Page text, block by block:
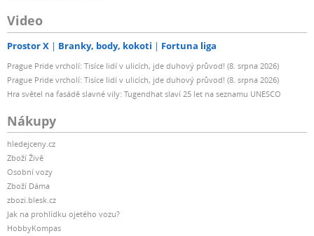
Video
Prostor X Branky, body, kokoti Fortuna liga
Prague Pride vrcholí: Tisíce lidí v ulicích, jde duhový průvod! (8. srpna 2026)
Prague Pride vrcholí: Tisíce lidí v ulicích, jde duhový průvod! (8. srpna 2026)
Hra světel na fasádě slavné vily: Tugendhat slaví 25 let na seznamu UNESCO
Nákupy
hledejceny.cz
Zboží Živě
Osobní vozy
Zboží Dáma
zbozi.blesk.cz
Jak na prohlídku ojetého vozu?
HobbyKompas